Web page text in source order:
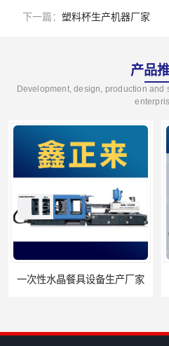
下一篇： 塑料杯生产机器厂家
产品
Development, design, production and
一次性水晶餐具设备生产厂家